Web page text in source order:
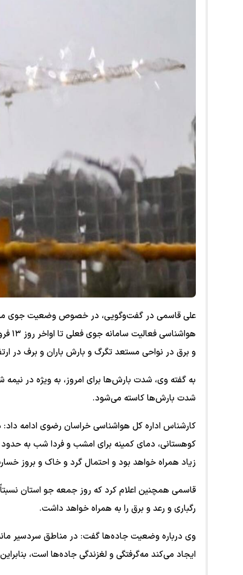
علی قاسمی در گفت‌و‌گویی، در خصوص وضعیت جوی
و برق در نواحی مستعد تگرگ و بارش باران و برف در
به گفته وی، شدت بارش‌ها برای امروز، به ویژه در
شدت بارش‌ها کاسته می‌شود.
کارشناس اداره کل هواشناسی خراسان رضوی ادامه
کوهستانی، دمای کمینه برای امشب و فردا شب به
زیاد همراه خواهد بود و احتمال گرد و خاک و بروز
قاسمی همچنین اعلام کرد که روز جمعه جو استان
رگباری و رعد و برق را به همراه خواهد داشت.
وی درباره وضعیت جاده‌ها گفت: در مناطق سردسیر
ایجاد می‌کند مه‌گرفتگی و لغزندگی جاده‌ها است،